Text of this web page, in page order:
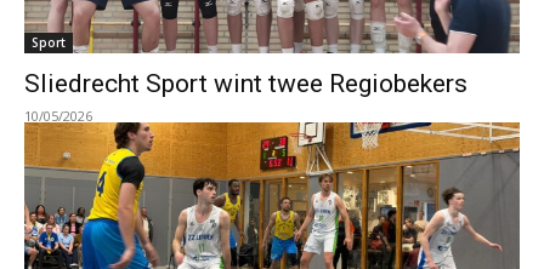
Sport
Sliedrecht Sport wint twee Regiobekers
10/05/2026